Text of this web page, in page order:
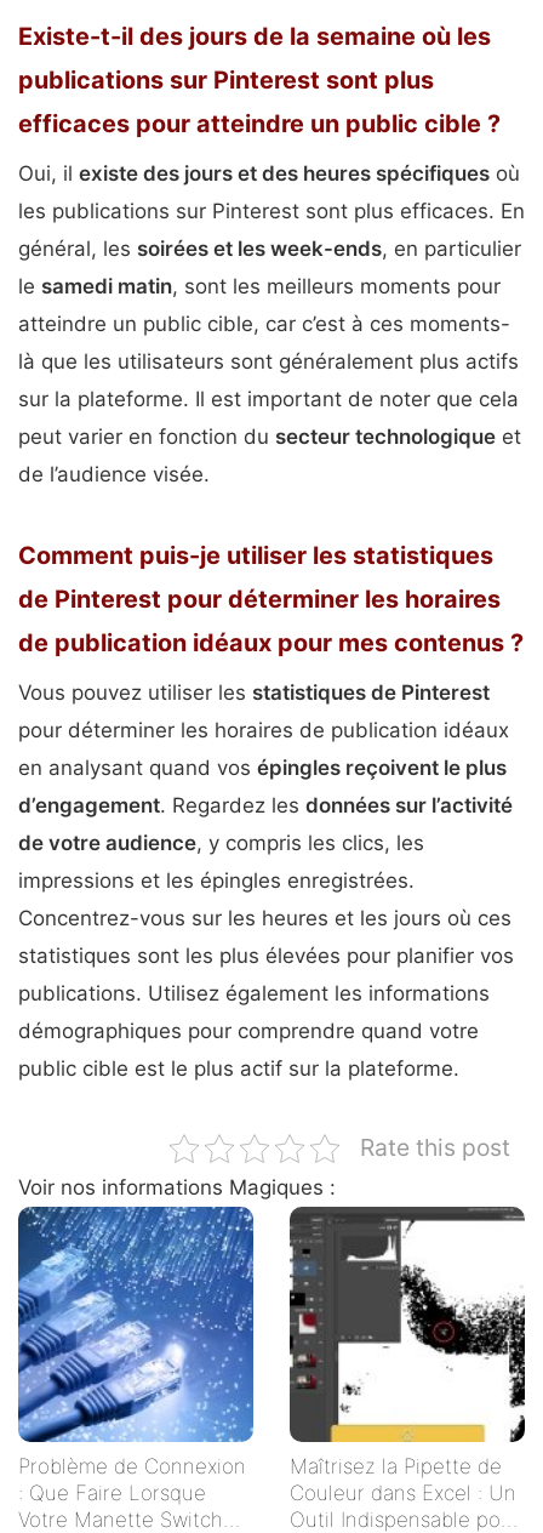
Existe-t-il des jours de la semaine où les
publications sur Pinterest sont plus
efficaces pour atteindre un public cible ?
Oui, il existe des jours et des heures spécifiques où
les publications sur Pinterest sont plus efficaces. En
général, les soirées et les week-ends, en particulier
le samedi matin, sont les meilleurs moments pour
atteindre un public cible, car c’est à ces moments-
là que les utilisateurs sont généralement plus actifs
sur la plateforme. Il est important de noter que cela
peut varier en fonction du secteur technologique et
de l’audience visée.
Comment puis-je utiliser les statistiques
de Pinterest pour déterminer les horaires
de publication idéaux pour mes contenus ?
Vous pouvez utiliser les statistiques de Pinterest
pour déterminer les horaires de publication idéaux
en analysant quand vos épingles reçoivent le plus
d’engagement. Regardez les données sur l’activité
de votre audience, y compris les clics, les
impressions et les épingles enregistrées.
Concentrez-vous sur les heures et les jours où ces
statistiques sont les plus élevées pour planifier vos
publications. Utilisez également les informations
démographiques pour comprendre quand votre
public cible est le plus actif sur la plateforme.
Rate this post
Voir nos informations Magiques :
Problème de Connexion
: Que Faire Lorsque
Votre Manette Switch
Maîtrisez la Pipette de
Couleur dans Excel : Un
Outil Indispensable pour